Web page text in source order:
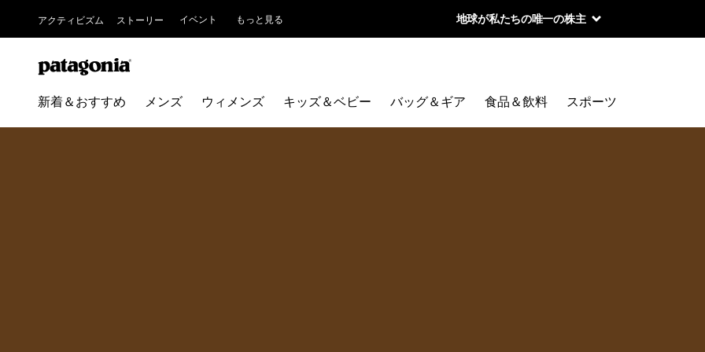
アクティビズム ストーリー イベント もっと見る 地球が私たちの唯一の株主
新着＆おすすめ メンズ ウィメンズ キッズ＆ベビー バッグ＆ギア 食品＆飲料 スポーツ